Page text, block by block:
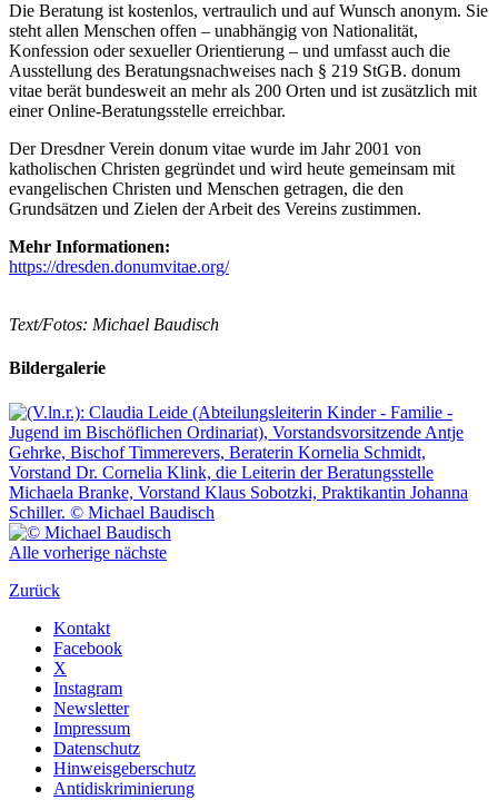
Die Beratung ist kostenlos, vertraulich und auf Wunsch anonym. Sie
steht allen Menschen offen – unabhängig von Nationalität,
Konfession oder sexueller Orientierung – und umfasst auch die
Ausstellung des Beratungsnachweises nach § 219 StGB. donum
vitae berät bundesweit an mehr als 200 Orten und ist zusätzlich mit
einer Online-Beratungsstelle erreichbar.
Der Dresdner Verein donum vitae wurde im Jahr 2001 von
katholischen Christen gegründet und wird heute gemeinsam mit
evangelischen Christen und Menschen getragen, die den
Grundsätzen und Zielen der Arbeit des Vereins zustimmen.
Mehr Informationen:
https://dresden.donumvitae.org/
Text/Fotos: Michael Baudisch
Bildergalerie
Alle vorherige nächste
Zurück
Kontakt
Facebook
X
Instagram
Newsletter
Impressum
Datenschutz
Hinweisgeberschutz
Antidiskriminierung